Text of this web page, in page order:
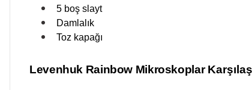
5 boş slayt
Damlalık
Toz kapağı
Levenhuk Rainbow Mikroskoplar